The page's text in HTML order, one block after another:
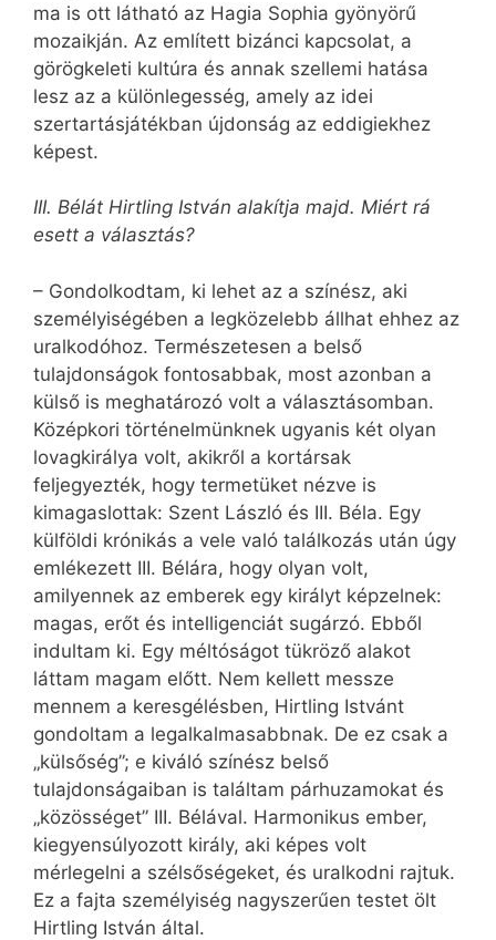
ma is ott látható az Hagia Sophia gyönyörű
mozaikján. Az említett bizánci kapcsolat, a
görögkeleti kultúra és annak szellemi hatása
lesz az a különlegesség, amely az idei
szertartásjátékban újdonság az eddigiekhez
képest.
III. Bélát Hirtling István alakítja majd. Miért rá
esett a választás?
– Gondolkodtam, ki lehet az a színész, aki
személyiségében a legközelebb állhat ehhez az
uralkodóhoz. Természetesen a belső
tulajdonságok fontosabbak, most azonban a
külső is meghatározó volt a választásomban.
Középkori történelmünknek ugyanis két olyan
lovagkirálya volt, akikről a kortársak
feljegyezték, hogy termetüket nézve is
kimagaslottak: Szent László és III. Béla. Egy
külföldi krónikás a vele való találkozás után úgy
emlékezett III. Bélára, hogy olyan volt,
amilyennek az emberek egy királyt képzelnek:
magas, erőt és intelligenciát sugárzó. Ebből
indultam ki. Egy méltóságot tükröző alakot
láttam magam előtt. Nem kellett messze
mennem a keresgélésben, Hirtling Istvánt
gondoltam a legalkalmasabbnak. De ez csak a
„külsőség”; e kiváló színész belső
tulajdonságaiban is találtam párhuzamokat és
„közösséget” III. Bélával. Harmonikus ember,
kiegyensúlyozott király, aki képes volt
mérlegelni a szélsőségeket, és uralkodni rajtuk.
Ez a fajta személyiség nagyszerűen testet ölt
Hirtling István által.